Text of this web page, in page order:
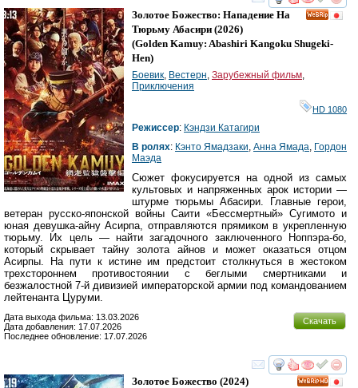
смотреть
Золотое Божество: Нападение На
Тюрьму Абасири (2026)
(Golden Kamuy: Abashiri Kangoku Shugeki-
Hen)
Боевик Вестерн Зарубежный фильм
Приключения
HD 1080
Режиссер: Кэндзи Катагири
В ролях: Кэнто Ямадзаки Анна Ямада Гордон
Маэда
Сюжет фокусируется на одной из самых
культовых и напряженных арок истории —
штурме тюрьмы Абасири. Главные герои,
ветеран русско-японской войны Саити «Бессмертный» Сугимото и
юная девушка-айну Асирпа, отправляются прямиком в укрепленную
тюрьму. Их цель — найти загадочного заключенного Ноппэра-бо,
который скрывает тайну золота айнов и может оказаться отцом
Асирпы. На пути к истине им предстоит столкнуться в жестоком
трехстороннем противостоянии с беглыми смертниками и
безжалостной 7-й дивизией императорской армии под командованием
лейтенанта Цуруми.
Скачать
Дата выхода фильма: 13.03.2026
Дата добавления: 17.07.2026
Последнее обновление: 17.07.2026
смотреть
Золотое Божество (2024)